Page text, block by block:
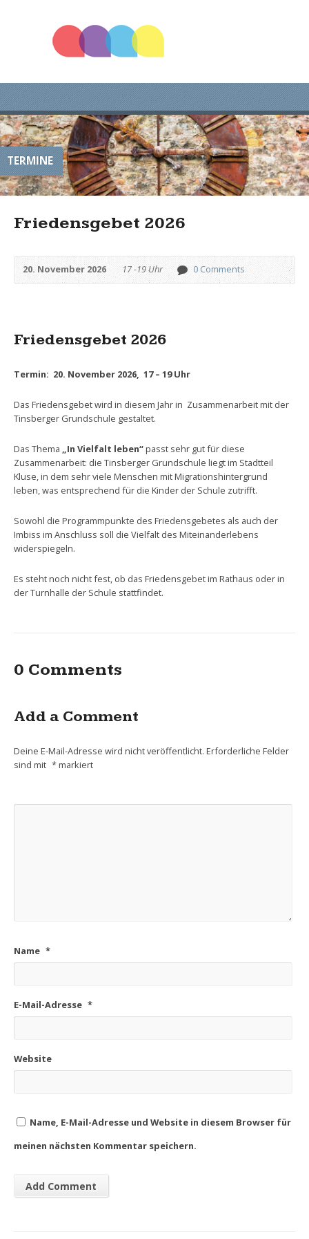
TERMINE
Friedensgebet 2026
20. November 2026 17 -19 Uhr 0 Comments
Friedensgebet 2026
Termin: 20. November 2026, 17 – 19 Uhr
Das Friedensgebet wird in diesem Jahr in Zusammenarbeit mit der
Tinsberger Grundschule gestaltet.
Das Thema „In Vielfalt leben“passt sehr gut für diese
Zusammenarbeit: die Tinsberger Grundschule liegt im Stadtteil
Kluse, in dem sehr viele Menschen mit Migrationshintergrund
leben, was entsprechend für die Kinder der Schule zutrifft.
Sowohl die Programmpunkte des Friedensgebetes als auch der
Imbiss im Anschluss soll die Vielfalt des Miteinanderlebens
widerspiegeln.
Es steht noch nicht fest, ob das Friedensgebet im Rathaus oder in
der Turnhalle der Schule stattfindet.
0 Comments
Add a Comment
Deine E-Mail-Adresse wird nicht veröffentlicht. Erforderliche Felder
sind mit *markiert
Name *
E-Mail-Adresse *
Website
Name, E-Mail-Adresse und Website in diesem Browser für
meinen nächsten Kommentar speichern.